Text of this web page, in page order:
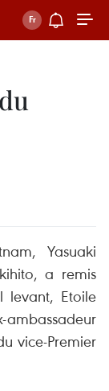
Yasuaki
a remis
levant, Etoile
vice-Premier